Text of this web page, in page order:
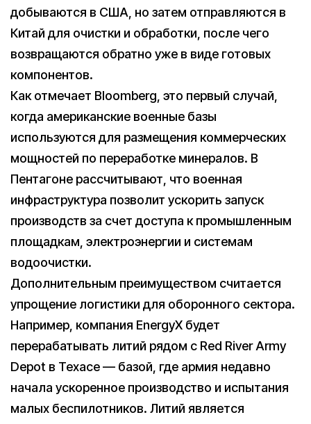
добываются в США, но затем отправляются в
Китай для очистки и обработки, после чего
возвращаются обратно уже в виде готовых
компонентов.
Как отмечает Bloomberg, это первый случай,
когда американские военные базы
используются для размещения коммерческих
мощностей по переработке минералов. В
Пентагоне рассчитывают, что военная
инфраструктура позволит ускорить запуск
производств за счет доступа к промышленным
площадкам, электроэнергии и системам
водоочистки.
Дополнительным преимуществом считается
упрощение логистики для оборонного сектора.
Например, компания EnergyX будет
перерабатывать литий рядом с Red River Army
Depot в Техасе — базой, где армия недавно
начала ускоренное производство и испытания
малых беспилотников. Литий является